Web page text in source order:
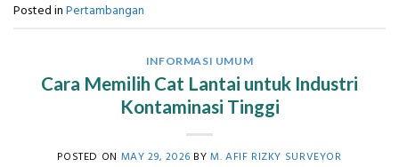
Posted in Pertambangan
INFORMASI UMUM
Cara Memilih Cat Lantai untuk Industri
Kontaminasi Tinggi
POSTED ON MAY 29, 2026 BYM. AFIF RIZKY SURVEYOR